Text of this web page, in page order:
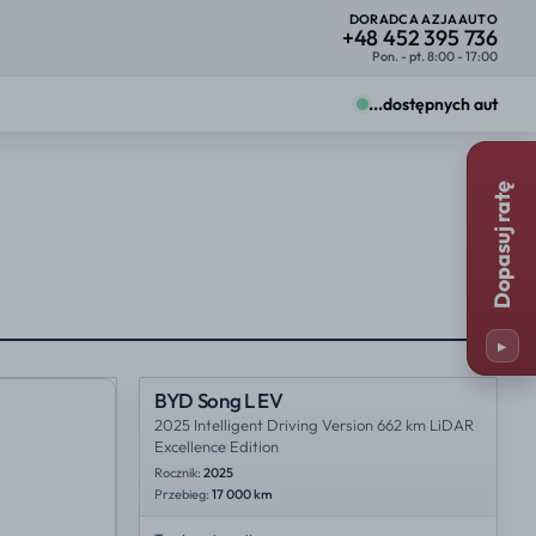
DORADCA AZJAAUTO
+48 452 395 736
Pon. - pt. 8:00 - 17:00
...dostępnych aut
Dopasuj ratę
▸
BYD Song L EV
2025 Intelligent Driving Version 662 km LiDAR
Excellence Edition
Rocznik: 2025
Przebieg: 17 000 km